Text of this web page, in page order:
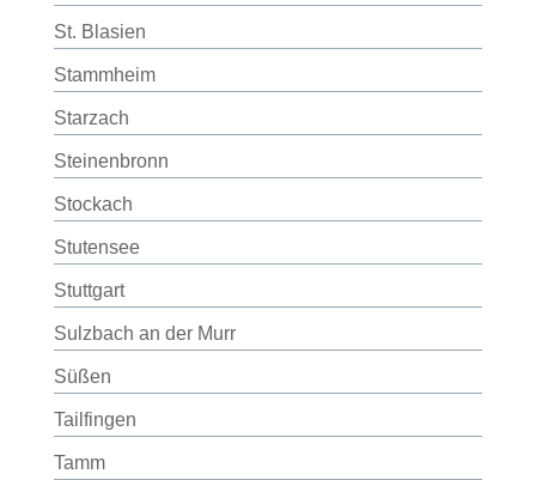
St. Blasien
Stammheim
Starzach
Steinenbronn
Stockach
Stutensee
Stuttgart
Sulzbach an der Murr
Süßen
Tailfingen
Tamm